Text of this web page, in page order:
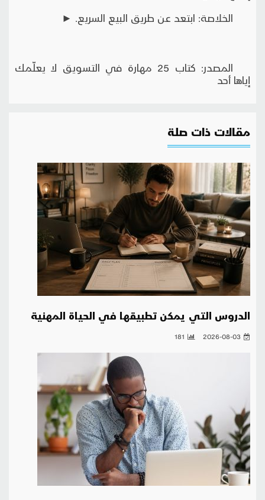
الخلاصة: ابتعد عن طريق البيع السريع. ►
المصدر: كتاب 25 مهارة في التسويق لا يعلّمك
إياها أحد
مقالات ذات صلة
الدروس التي يمكن تطبيقها في الحياة المهنية
2026-08-03
181